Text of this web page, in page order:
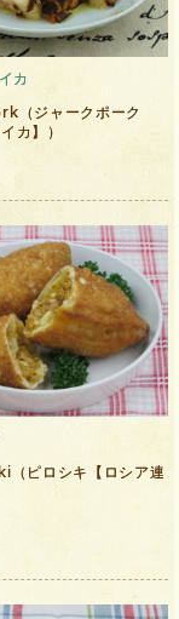
カ
（ジャークポーク
カ】）
（ピロシキ【ロシア連